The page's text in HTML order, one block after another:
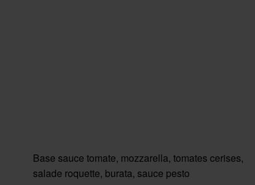
Base sauce tomate, mozzarella, tomates cerises,
salade roquette, burata, sauce pesto